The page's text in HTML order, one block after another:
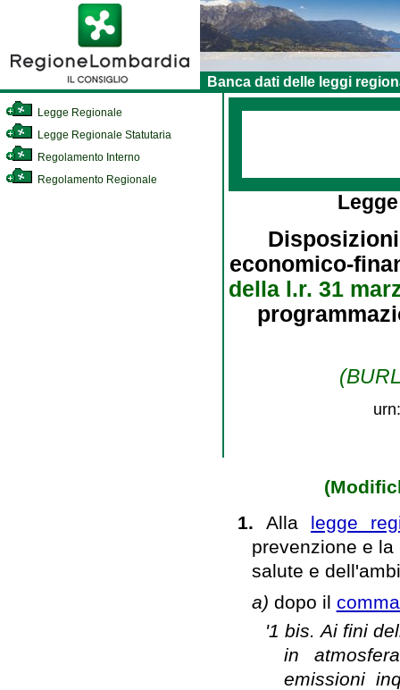
Banca dati delle leggi
Legge Regionale
Legge Regionale Statutaria
Regolamento Interno
Regolamento Regionale
economico-
della l.r. 31
1. Alla legge
prevenzione e
salute e
a) dopo il
'1 bis. Ai fini
in
emissioni